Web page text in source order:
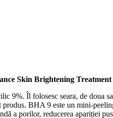
Skin Brightening Treatment
Îl folosesc seara, de doua
BHA 9 este un mini-
a porilor, reducerea apariției